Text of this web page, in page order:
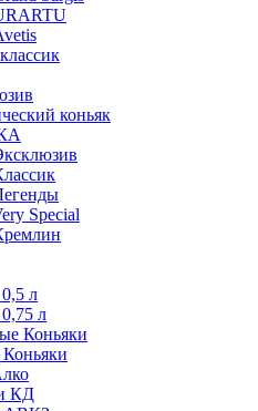
коньяк
Speсial
л
л
Коньяки
КД